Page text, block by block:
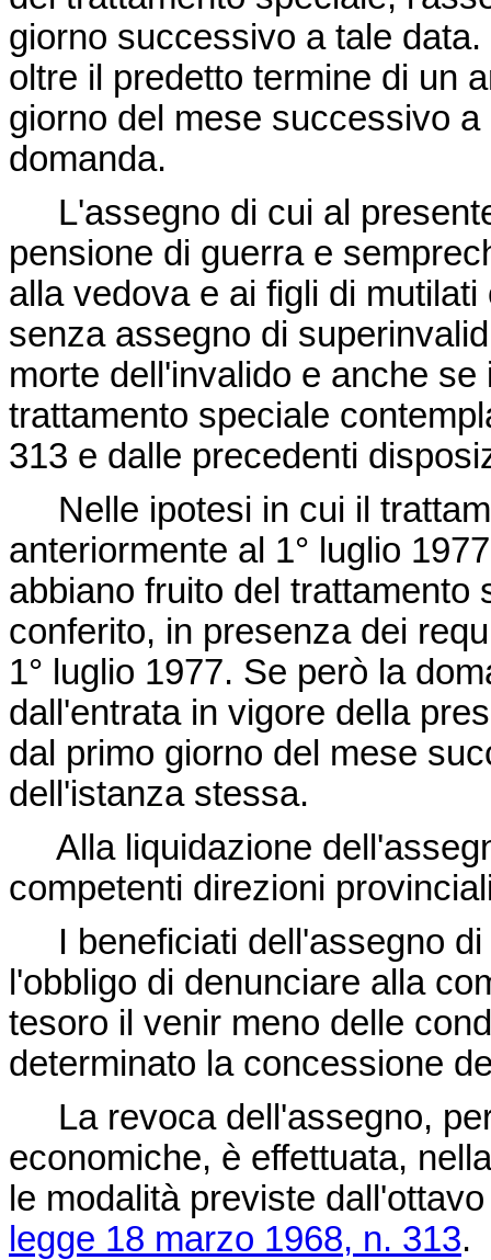
giorno successivo a tale
oltre il predetto termine di un
giorno del mese successivo
domanda.
L'assegno di cui al
pensione di guerra e
alla vedova e ai figli di
senza assegno di
morte dell'invalido e anche
trattamento speciale
313 e dalle precedenti
Nelle ipotesi in cui il
anteriormente al 1° luglio
abbiano fruito del trattamento
conferito, in presenza dei
1° luglio 1977. Se però la
dall'entrata in vigore della
dal primo giorno del mese
dell'istanza stessa.
Alla liquidazione
competenti direzioni
I beneficiati dell'assegno di
l'obbligo di denunciare alla
tesoro il venir meno delle
determinato la concessione
La revoca dell'assegno,
economiche, è effettuata,
le modalità previste
legge 18 marzo 1968, n. 313.